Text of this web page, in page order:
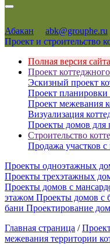
Абакан abk@grouphe.ru
Проект и строительство
Полная версия сайта
Проект
Эскизный проект
Проект планировки
Проект межевания
Визуализация
Проекты домов для
Строительство
Продажа участков с
Проекты одноэтажных
Проекты трехэтажных
Проекты домов с
этажом Проекты домов с
бани Проектирование
Главная страница /
межевания территории